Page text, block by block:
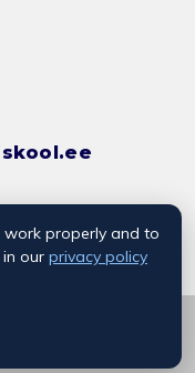
work properly and to
our privacy policy